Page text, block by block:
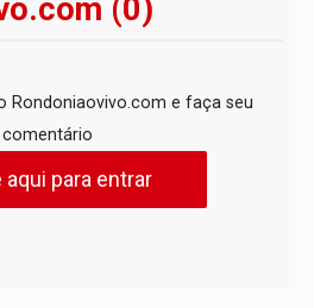
(0)
Rondoniaovivo.com e faça seu
comentário
aqui para entrar